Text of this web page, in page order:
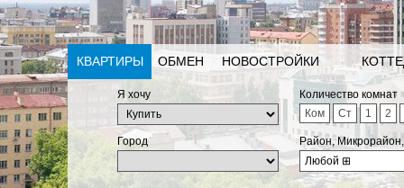
КВАРТИРЫ ОБМЕН НОВОСТРОЙКИ
Я хочу
Количество комнат
Ком
Ст 1 2
Город
Район,
Любой ⊞